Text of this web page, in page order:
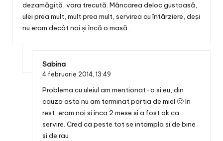
dezamăgită, vara trecută. Mâncarea deloc gustoasă,
ulei prea mult, mult prea mult, servirea cu întârziere, deși
nu eram decât noi și încă o masă…
Sabina
4 februarie 2014, 13:49
Problema cu uleiul am mentionat-o si eu, din
cauza asta nu am terminat portia de miel 🙂 In
rest, eram noi si inca 2 mese si a fost ok ca
servire. Cred ca peste tot se intampla si de bine
si de rau